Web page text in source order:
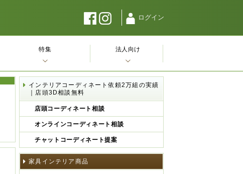
ログイン
インテリアコーディネート依頼2万組の実績
｜店頭3D相談無料
店頭コーディネート相談
オンラインコーディネート相談
チャットコーディネート提案
家具インテリア商品
特集 法人向け